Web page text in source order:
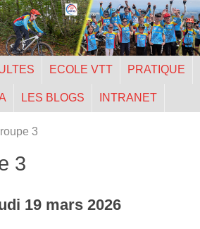
ECOLE VTT PRATIQUE
LES BLOGS INTRANET
3
3
19 mars 2026
cookies